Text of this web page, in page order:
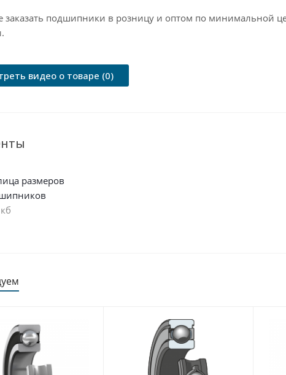
заказать подшипники в розницу и оптом по минимальной
видео о товаре (0)
размеров